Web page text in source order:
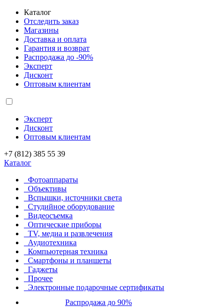
Каталог
Отследить заказ
Магазины
Доставка и оплата
Гарантия и возврат
Распродажа до -90%
Эксперт
Дисконт
Оптовым клиентам
Эксперт
Дисконт
Оптовым клиентам
+7 (812) 385 55 39
Каталог
Фотоаппараты
Объективы
Вспышки, источники света
Студийное оборудование
Видеосъемка
Оптические приборы
TV, медиа и развлечения
Аудиотехника
Компьютерная техника
Смартфоны и планшеты
Гаджеты
Прочее
Электронные подарочные сертификаты
Распродажа до 90%